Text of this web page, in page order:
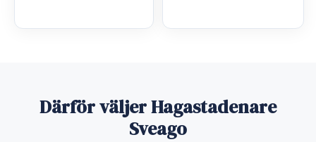
Därför väljer Hagastadenare
Sveago